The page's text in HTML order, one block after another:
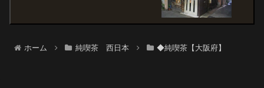
ホーム 純喫茶 西日本 ◆純喫茶【大阪府】